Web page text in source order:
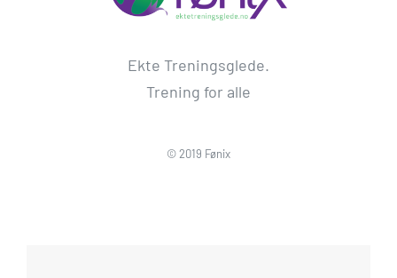
Ekte Treningsglede.
Trening for alle
© 2019 Fønix